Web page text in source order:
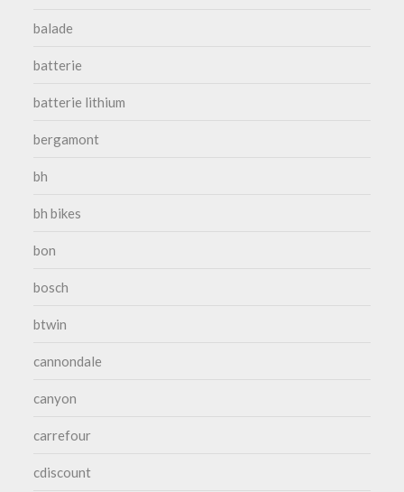
balade
batterie
batterie lithium
bergamont
bh
bh bikes
bon
bosch
btwin
cannondale
canyon
carrefour
cdiscount